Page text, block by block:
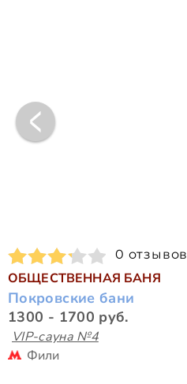
0 отзывов
ОБЩЕСТВЕННАЯ БАНЯ
Покровские бани
1300 - 1700 руб.
VIP-сауна №4
Фили